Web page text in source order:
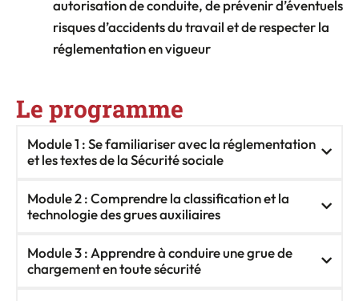
autorisation de conduite, de prévenir d’éventuels
risques d’accidents du travail et de respecter la
réglementation en vigueur
Le programme
Module 1 : Se familiariser avec la réglementation
et les textes de la Sécurité sociale
Module 2 : Comprendre la classification et la
technologie des grues auxiliaires
Module 3 : Apprendre à conduire une grue de
chargement en toute sécurité